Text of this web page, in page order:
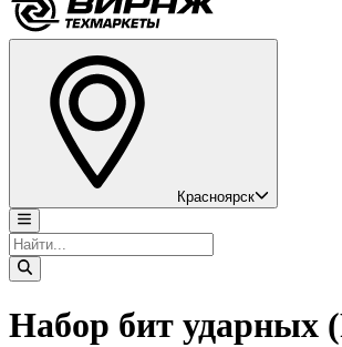
Красноярск
Набор бит ударных